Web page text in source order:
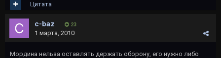
Цитата
c-baz 23
1 марта, 2010
Мордина нельза оставлять держать оборону, его нужно либо